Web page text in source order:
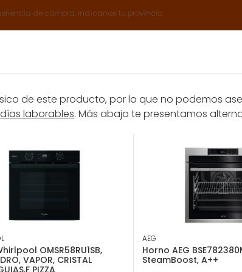
de compra, indícanos tu provincia
60 Horno Electrolux EOF3H50BX 65 L A Acero inoxidable
EAN: 7332543794539
Horno
de este producto, por lo que no podemos
laborables. Más abajo te presentamos
OMSR58RU1SB,
VAPOR, CRISTAL
PIZZA
AEG
Horno AEG
SteamBoost, A++